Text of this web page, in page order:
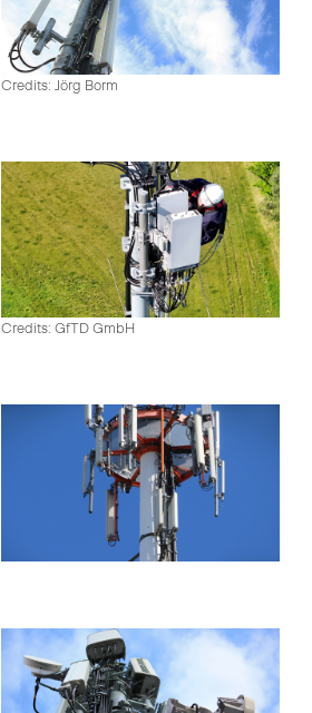
Credits: Jörg Borm
Credits: GfTD GmbH